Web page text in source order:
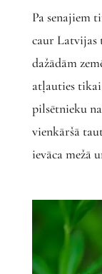
Pa senajiem
caur Latvijas
dažādām
atļauties
pilsētnieku
vienkāršā
ievāca mežā